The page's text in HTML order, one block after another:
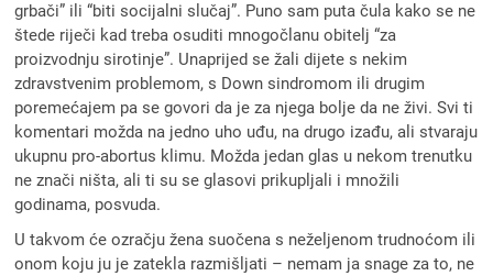
grbači” ili “biti socijalni slučaj”. Puno sam puta čula kako se ne
štede riječi kad treba osuditi mnogočlanu obitelj “za
proizvodnju sirotinje”. Unaprijed se žali dijete s nekim
zdravstvenim problemom, s Down sindromom ili drugim
poremećajem pa se govori da je za njega bolje da ne živi. Svi ti
komentari možda na jedno uho uđu, na drugo izađu, ali stvaraju
ukupnu pro-abortus klimu. Možda jedan glas u nekom trenutku
ne znači ništa, ali ti su se glasovi prikupljali i množili
godinama, posvuda.
U takvom će ozračju žena suočena s neželjenom trudnoćom ili
onom koju ju je zatekla razmišljati – nemam ja snage za to, ne